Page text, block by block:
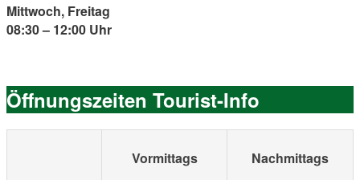
Mittwoch, Freitag
08:30 – 12:00 Uhr
Öffnungszeiten Tourist-Info
Vormittags Nachmittags